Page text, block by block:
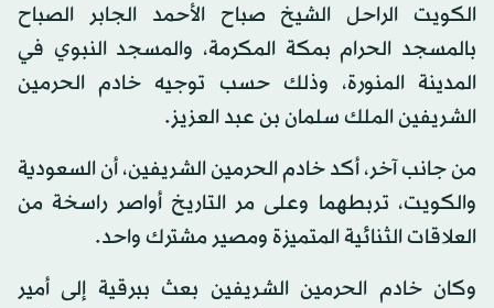
الكويت الراحل الشيخ صباح الأحمد الجابر الصباح
بالمسجد الحرام بمكة المكرمة، والمسجد النبوي في
المدينة المنورة، وذلك حسب توجيه خادم الحرمين
الشريفين الملك سلمان بن عبد العزيز.
من جانب آخر، أكد خادم الحرمين الشريفين، أن السعودية
والكويت، تربطهما وعلى مر التاريخ أواصر راسخة من
العلاقات الثنائية المتميزة ومصير مشترك واحد.
وكان خادم الحرمين الشريفين بعث ببرقية إلى أمير